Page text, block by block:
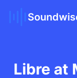
Libre at